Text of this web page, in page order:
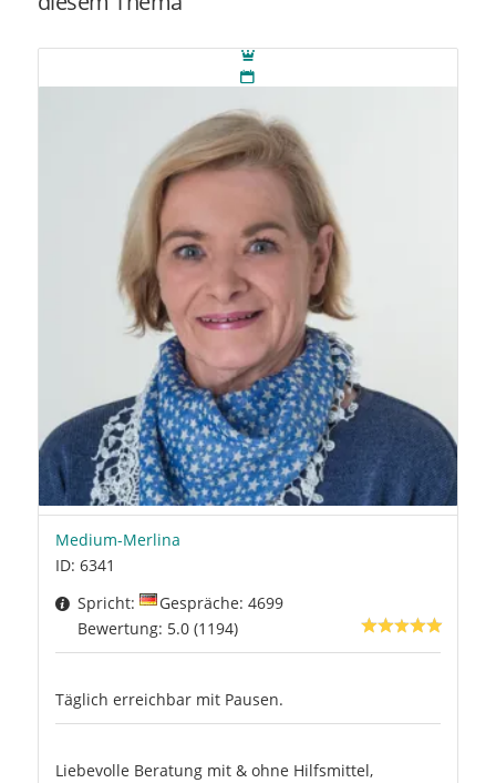
Medium-Merlina
ID: 6341
Spricht:
Gespräche: 4699
Bewertung: 5.0 (1194)
Täglich erreichbar mit Pausen.
Liebevolle Beratung mit & ohne Hilfsmittel,